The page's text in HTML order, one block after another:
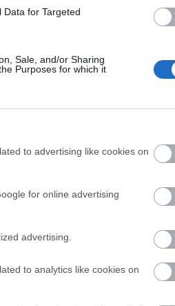
for Targeted
Sale, and/or Sharing
Purposes for which it
to advertising like cookies on
for online advertising
advertising.
to analytics like cookies on